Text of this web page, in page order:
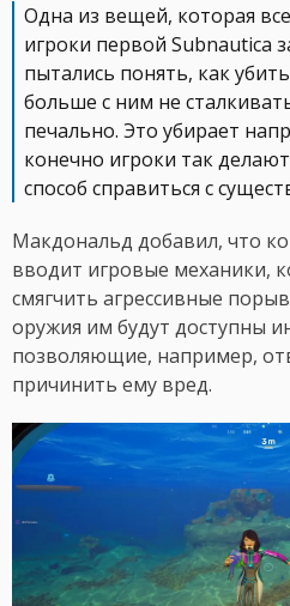
Одна из вещей, которая
игроки первой Subnautica
пытались понять, как
больше с ним не
печально. Это убирает
конечно игроки так
способ справиться с
Макдональд добавил, что
вводит игровые механики,
смягчить агрессивные
оружия им будут доступны
позволяющие, например,
причинить ему вред.